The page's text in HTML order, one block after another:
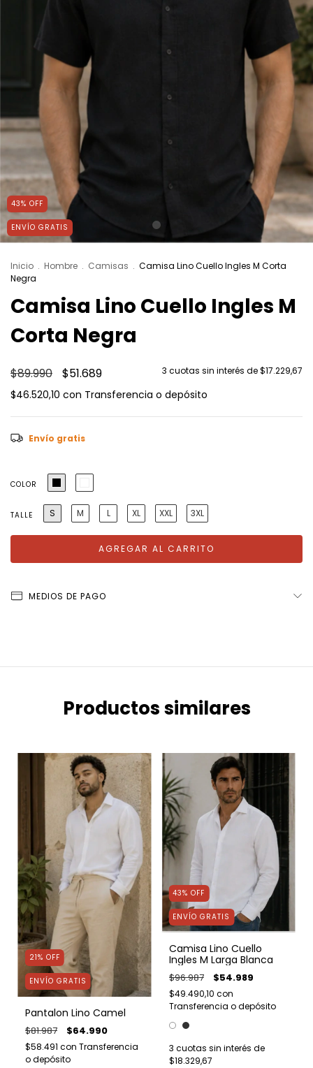
43% OFF
ENVÍO GRATIS
Inicio . Hombre . Camisas . Camisa Lino Cuello Ingles M Corta
Negra
Camisa Lino Cuello Ingles M
Corta Negra
$89.990 $51.689 3 cuotas sin interés de$17.229,67
$46.520,10 con Transferencia o depósito
Envío gratis
COLOR
TALLE S M L XL XXL 3XL
MEDIOS DE PAGO
Productos similares
21% OFF
ENVÍO GRATIS
Pantalon Lino Camel
$81.987 $64.990
$58.491 con Transferencia
o depósito
43%OFF
ENVÍO GRATIS
Camisa Lino Cuello
Ingles M Larga Blanca
$96.987 $54.989
$49.490,10 con
Transferencia o depósito
3 cuotas sin interés de
$18.329,67